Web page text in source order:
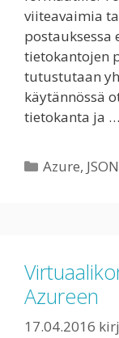
viiteavaimia
postauksessa
tietokantojen
tutustutaan
käytännössä
tietokanta ja …
Kategoriat
Azure, JSON
Azureen
17.04.2016